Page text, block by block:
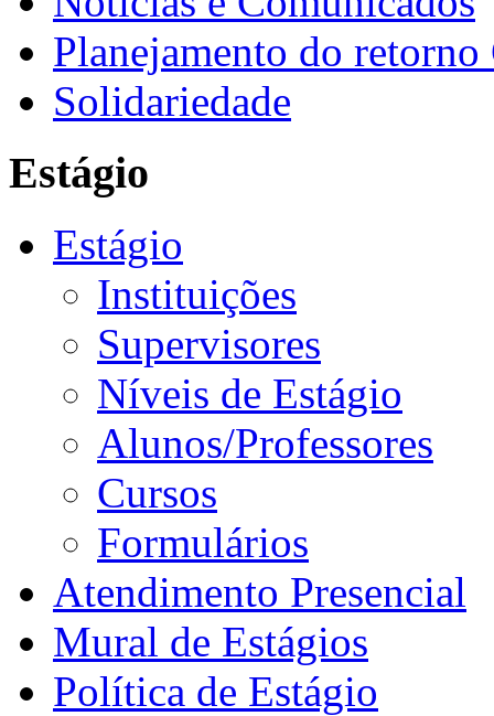
Planejamento do retorno
Solidariedade
Estágio
Estágio
Instituições
Supervisores
Níveis de Estágio
Alunos/Professores
Cursos
Formulários
Atendimento Presencial
Mural de Estágios
Política de Estágio